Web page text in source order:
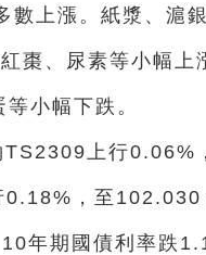
上漲。紙漿、滬
棗、尿素等小幅上
小幅下跌。
上行0.06%
，至102.030
年期國債利率跌